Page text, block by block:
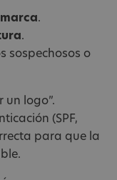
.
.
sospechosos o
un logo”.
(SPF,
para que la